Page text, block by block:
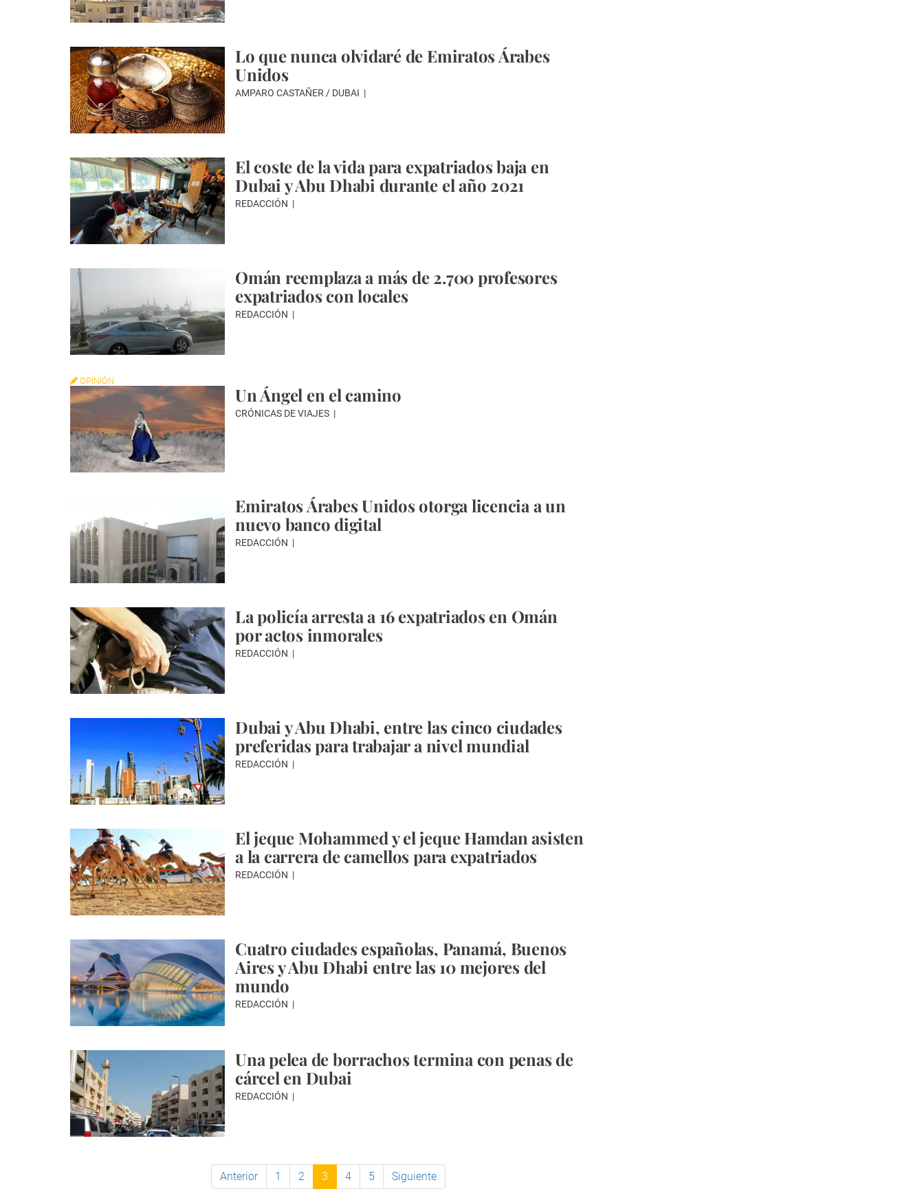
Lo que nunca olvidaré de Emiratos Árabes
Unidos
AMPARO CASTAÑER / DUBAI
El coste de la vida para expatriados baja en
Dubai y Abu Dhabi durante el año 2021
REDACCIÓN
Omán reemplaza a más de 2.700 profesores
expatriados con locales
REDACCIÓN
OPINIÓN
Un Ángel en el camino
CRÓNICAS DE VIAJES
Emiratos Árabes Unidos otorga licencia a un
nuevo banco digital
REDACCIÓN
La policía arresta a 16 expatriados en Omán
por actos inmorales
REDACCIÓN
Dubai y Abu Dhabi, entre las cinco ciudades
preferidas para trabajar a nivel mundial
REDACCIÓN
El jeque Mohammed y el jeque Hamdan asisten
a la carrera de camellos para expatriados
REDACCIÓN
Cuatro ciudades españolas, Panamá, Buenos
Aires y Abu Dhabi entre las 10 mejores del
mundo
REDACCIÓN
Una pelea de borrachos termina con penas de
cárcel en Dubai
REDACCIÓN
Anterior 1 2 3 4 5 Siguiente